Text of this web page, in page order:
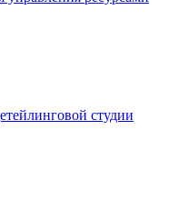
студии